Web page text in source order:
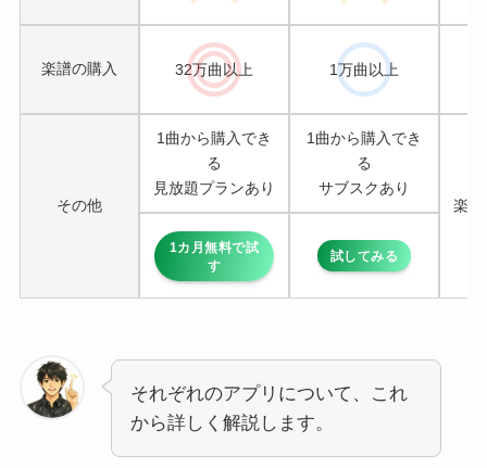
楽譜の購入 32万曲以上 1万曲以上
その他
1曲から購入でき
る
見放題プランあり
1曲から購入でき
る
サブスクあり
楽譜
1カ月無料で試
す
試してみる
それぞれのアプリについて、これ
から詳しく解説します。